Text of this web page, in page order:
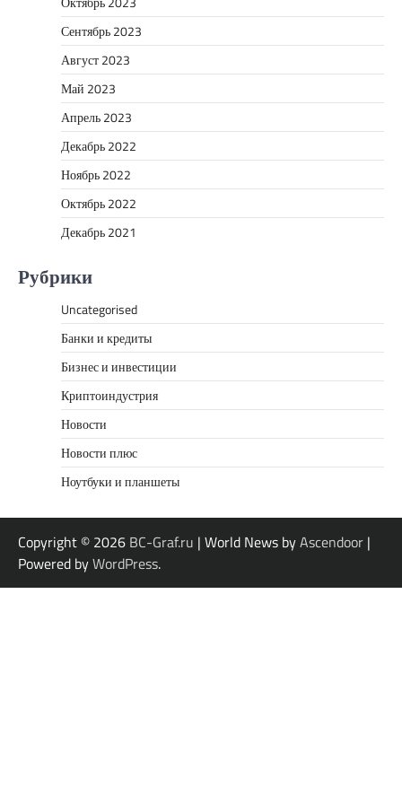
Сентябрь 2023
Август 2023
Май 2023
Апрель 2023
Декабрь 2022
Ноябрь 2022
Октябрь 2022
Декабрь 2021
Рубрики
Uncategorised
Банки и кредиты
Бизнес и инвестиции
Криптоиндустрия
Новости
Новости плюс
Ноутбуки и планшеты
Copyright © 2026 BC-Graf.ru | World News byAscendoor |
Powered byWordPress.